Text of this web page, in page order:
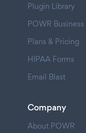
Plugin Library
POWR Business
Plans & Pricing
HIPAA Forms
Email Blast
Company
About POWR